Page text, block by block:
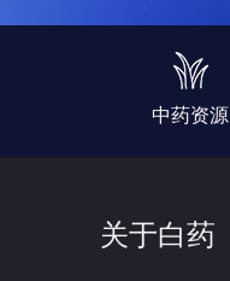
中药资源
关于白药